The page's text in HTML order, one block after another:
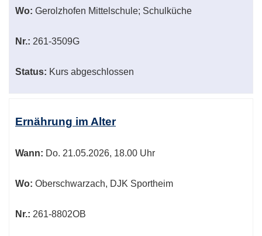
Wo: Gerolzhofen Mittelschule; Schulküche
Nr.: 261-3509G
Status: Kurs abgeschlossen
Ernährung im Alter
Wann: Do. 21.05.2026, 18.00 Uhr
Wo: Oberschwarzach, DJK Sportheim
Nr.: 261-8802OB